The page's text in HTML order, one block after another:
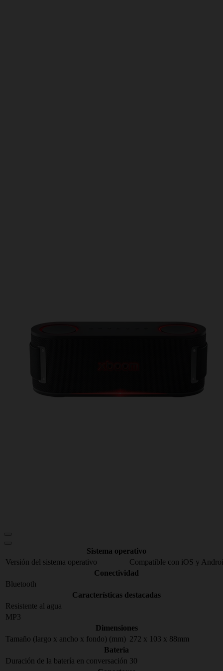
Sistema operativo
Versión del sistema operativo
Compatible con iOS y
Conectividad
Bluetooth
Características destacadas
Resistente al agua
MP3
Dimensiones
Tamaño (largo x ancho x fondo) (mm) 272 x 103 x 88mm
Bateria
Duración de la batería en conversación 30